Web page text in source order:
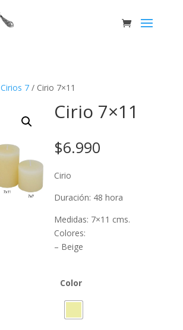
Cirios 7/ Cirio 7×11
Cirio 7×11
$6.990
Cirio
Duración: 48 hora
Medidas: 7×11 cms.
Colores:
– Beige
Color